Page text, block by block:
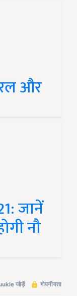
और
जानें
नौ